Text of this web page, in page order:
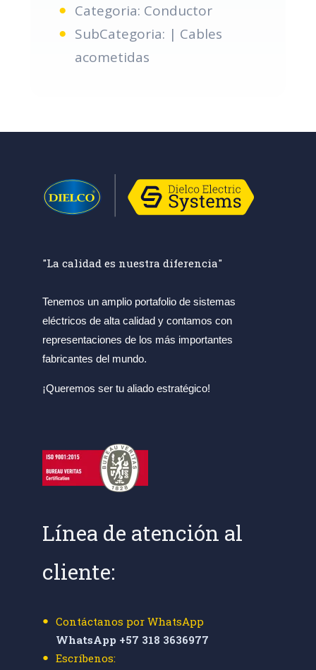
Categoria: Conductor
SubCategoria: | Cables
acometidas
"La calidad es nuestra diferencia"
Tenemos un amplio portafolio de sistemas
eléctricos de alta calidad y contamos con
representaciones de los más importantes
fabricantes del mundo.
¡Queremos ser tu aliado estratégico!
Línea de atención al
cliente:
Contáctanos por WhatsApp
WhatsApp +57 318 3636977
Escríbenos: